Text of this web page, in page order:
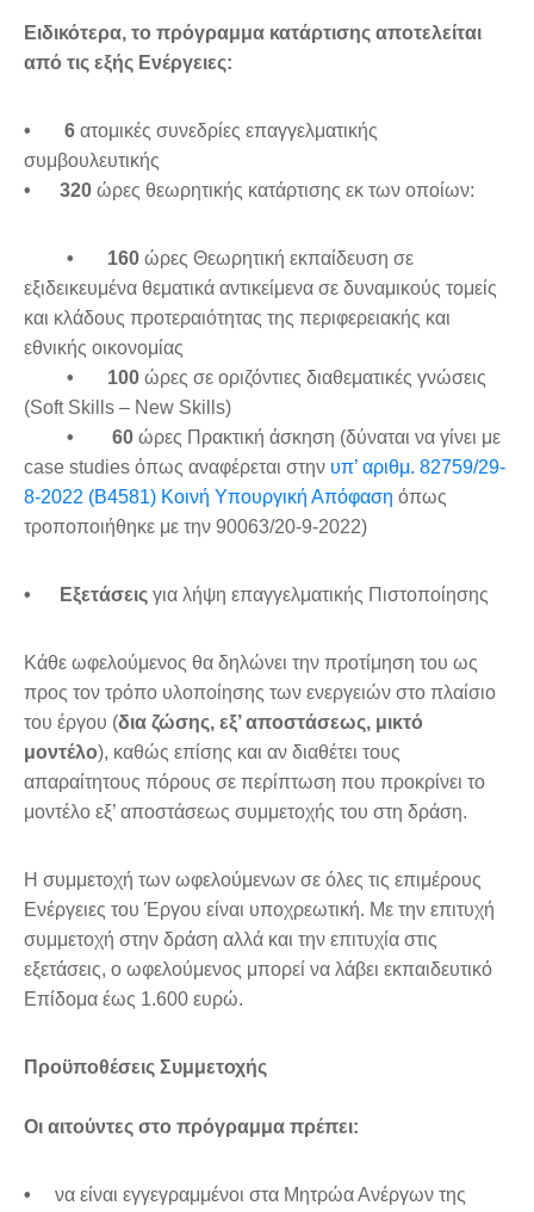
Ειδικότερα, το πρόγραμμα κατάρτισης αποτελείται
από τις εξής Ενέργειες:
• 6 ατομικές συνεδρίες επαγγελματικής
συμβουλευτικής
•
320 ώρες θεωρητικής κατάρτισης εκ των οποίων:
• 160 ώρες Θεωρητική εκπαίδευση σε
εξιδεικευμένα θεματικά αντικείμενα σε δυναμικούς τομείς
και κλάδους προτεραιότητας της περιφερειακής και
εθνικής οικονομίας
•
100 ώρες σε οριζόντιες διαθεματικές γνώσεις
(Soft Skills – New Skills)
•
60 ώρες Πρακτική άσκηση (δύναται να γίνει με
case studies όπως αναφέρεται στην υπ’ αριθμ. 82759/29-
8-2022 (Β4581) Κοινή Υπουργική Απόφαση όπως
τροποποιήθηκε με την 90063/20-9-2022)
• Εξετάσεις για λήψη επαγγελματικής Πιστοποίησης
Κάθε ωφελούμενος θα δηλώνει την προτίμηση του ως
προς τον τρόπο υλοποίησης των ενεργειών στο πλαίσιο
του έργου (δια ζώσης, εξ’ αποστάσεως, μικτό
μοντέλο), καθώς επίσης και αν διαθέτει τους
απαραίτητους πόρους σε περίπτωση που προκρίνει το
μοντέλο εξ’ αποστάσεως συμμετοχής του στη δράση.
Η συμμετοχή των ωφελούμενων σε όλες τις επιμέρους
Ενέργειες του Έργου είναι υποχρεωτική. Με την επιτυχή
συμμετοχή στην δράση αλλά και την επιτυχία στις
εξετάσεις, ο ωφελούμενος μπορεί να λάβει εκπαιδευτικό
Επίδομα έως 1.600 ευρώ.
Προϋποθέσεις Συμμετοχής
Οι αιτούντες στο πρόγραμμα πρέπει:
•
να είναι εγγεγραμμένοι στα Μητρώα Ανέργων της